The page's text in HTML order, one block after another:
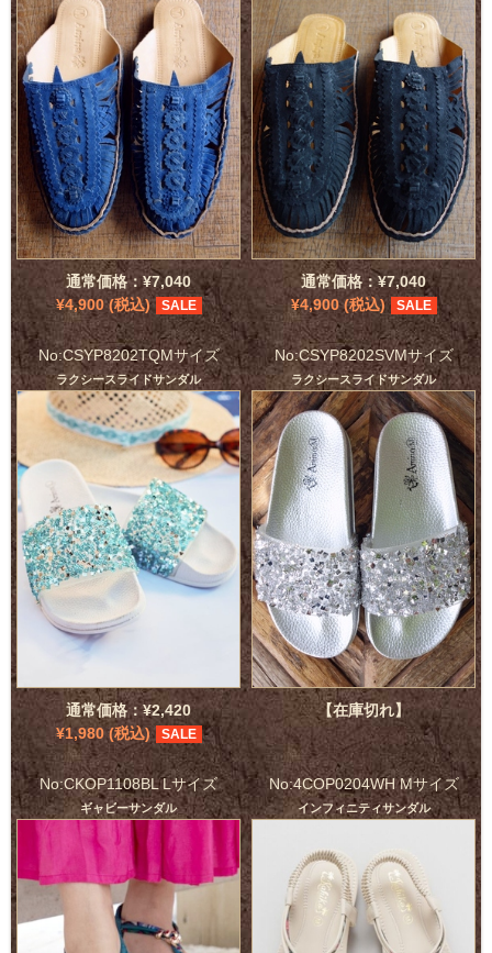
通常価格：¥7,040
¥4,900 (税込)
SALE
通常価格：¥7,040
¥4,900 (税込)
SALE
No:CSYP8202TQMサイズ
ラクシースライドサンダル
通常価格：¥2,420
¥1,980 (税込)
SALE
No:CSYP8202SVMサイズ
ラクシースライドサンダル
【在庫切れ】
No:CKOP1108BL Lサイズ
ギャビーサンダル
No:4COP0204WH Mサイズ
インフィニティサンダル